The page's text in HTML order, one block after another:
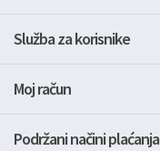
Služba za korisnike
Moj račun
Podržani načini plaćanja